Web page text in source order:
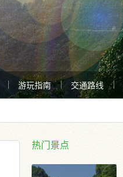
游玩指南 交通路线
热门景点